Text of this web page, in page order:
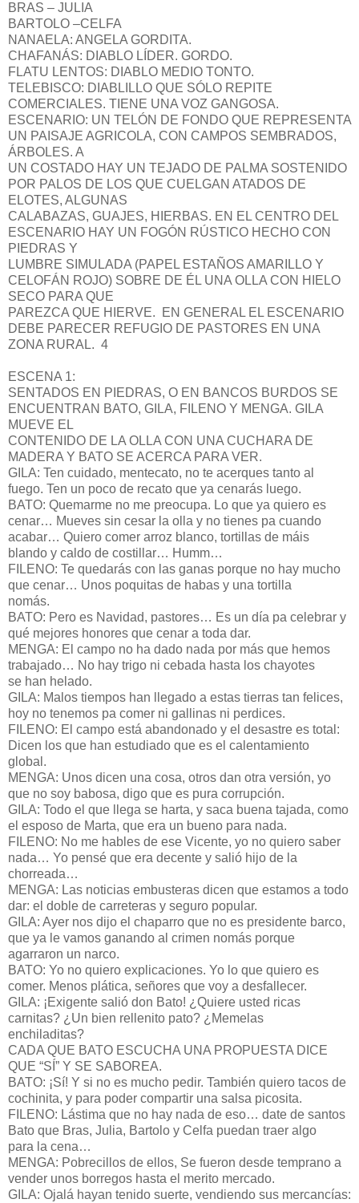
BRAS – JULIA
BARTOLO –CELFA
NANAELA: ANGELA GORDITA.
CHAFANÁS: DIABLO LÍDER. GORDO.
FLATU LENTOS: DIABLO MEDIO TONTO.
TELEBISCO: DIABLILLO QUE SÓLO REPITE
COMERCIALES. TIENE UNA VOZ GANGOSA.
ESCENARIO: UN TELÓN DE FONDO QUE REPRESENTA
UN PAISAJE AGRICOLA, CON CAMPOS SEMBRADOS,
ÁRBOLES. A
UN COSTADO HAY UN TEJADO DE PALMA SOSTENIDO
POR PALOS DE LOS QUE CUELGAN ATADOS DE
ELOTES, ALGUNAS
CALABAZAS, GUAJES, HIERBAS. EN EL CENTRO DEL
ESCENARIO HAY UN FOGÓN RÚSTICO HECHO CON
PIEDRAS Y
LUMBRE SIMULADA (PAPEL ESTAÑOS AMARILLO Y
CELOFÁN ROJO) SOBRE DE ÉL UNA OLLA CON HIELO
SECO PARA QUE
PAREZCA QUE HIERVE. EN GENERAL EL ESCENARIO
DEBE PARECER REFUGIO DE PASTORES EN UNA
ZONA RURAL. 4
ESCENA 1:
SENTADOS EN PIEDRAS, O EN BANCOS BURDOS SE
ENCUENTRAN BATO, GILA, FILENO Y MENGA. GILA
MUEVE EL
CONTENIDO DE LA OLLA CON UNA CUCHARA DE
MADERA Y BATO SE ACERCA PARA VER.
GILA: Ten cuidado, mentecato, no te acerques tanto al
fuego. Ten un poco de recato que ya cenarás luego.
BATO: Quemarme no me preocupa. Lo que ya quiero es
cenar… Mueves sin cesar la olla y no tienes pa cuando
acabar… Quiero comer arroz blanco, tortillas de máis
blando y caldo de costillar… Humm…
FILENO: Te quedarás con las ganas porque no hay mucho
que cenar… Unos poquitas de habas y una tortilla
nomás.
BATO: Pero es Navidad, pastores… Es un día pa celebrar y
qué mejores honores que cenar a toda dar.
MENGA: El campo no ha dado nada por más que hemos
trabajado… No hay trigo ni cebada hasta los chayotes
se han helado.
GILA: Malos tiempos han llegado a estas tierras tan felices,
hoy no tenemos pa comer ni gallinas ni perdices.
FILENO: El campo está abandonado y el desastre es total:
Dicen los que han estudiado que es el calentamiento
global.
MENGA: Unos dicen una cosa, otros dan otra versión, yo
que no soy babosa, digo que es pura corrupción.
GILA: Todo el que llega se harta, y saca buena tajada, como
el esposo de Marta, que era un bueno para nada.
FILENO: No me hables de ese Vicente, yo no quiero saber
nada… Yo pensé que era decente y salió hijo de la
chorreada…
MENGA: Las noticias embusteras dicen que estamos a todo
dar: el doble de carreteras y seguro popular.
GILA: Ayer nos dijo el chaparro que no es presidente barco,
que ya le vamos ganando al crimen nomás porque
agarraron un narco.
BATO: Yo no quiero explicaciones. Yo lo que quiero es
comer. Menos plática, señores que voy a desfallecer.
GILA: ¡Exigente salió don Bato! ¿Quiere usted ricas
carnitas? ¿Un bien rellenito pato? ¿Memelas
enchiladitas?
CADA QUE BATO ESCUCHA UNA PROPUESTA DICE
QUE “SÍ” Y SE SABOREA.
BATO: ¡Sí! Y si no es mucho pedir. También quiero tacos de
cochinita, y para poder compartir una salsa picosita.
FILENO: Lástima que no hay nada de eso… date de santos
Bato que Bras, Julia, Bartolo y Celfa puedan traer algo
para la cena…
MENGA: Pobrecillos de ellos, Se fueron desde temprano a
vender unos borregos hasta el merito mercado.
GILA: Ojalá hayan tenido suerte, vendiendo sus mercancías: